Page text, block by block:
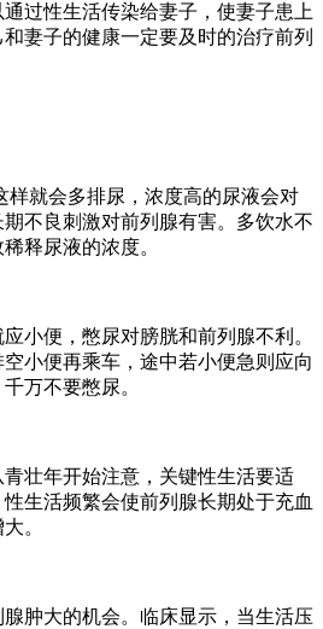
过性生活传染给妻子，使妻子患上
妻子的健康一定要及时的治疗前列
样就会多排尿，浓度高的尿液会对
不良刺激对前列腺有害。多饮水不
释尿液的浓度。
小便，憋尿对膀胱和前列腺不利。
小便再乘车，途中若小便急则应向
万不要憋尿。
壮年开始注意，关键性生活要适
生活频繁会使前列腺长期处于充血
。
肿大的机会。临床显示，当生活压